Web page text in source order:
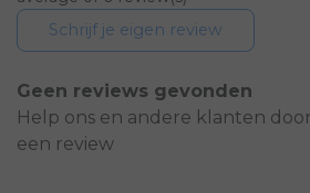
Schrijf je eigen review
Geen reviews gevonden
Help ons en andere klanten
een review